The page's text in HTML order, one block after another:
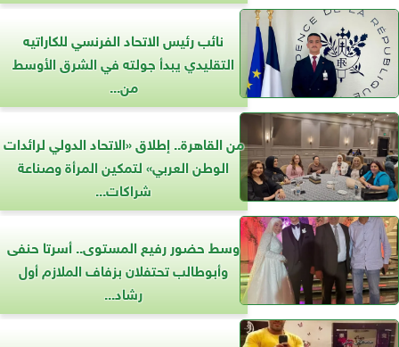
نائب رئيس الاتحاد الفرنسي للكاراتيه
التقليدي يبدأ جولته في الشرق الأوسط
من...
من القاهرة.. إطلاق «الاتحاد الدولي لرائدات
الوطن العربي» لتمكين المرأة وصناعة
شراكات...
وسط حضور رفيع المستوى.. أسرتا حنفى
وأبوطالب تحتفلان بزفاف الملازم أول
رشاد...